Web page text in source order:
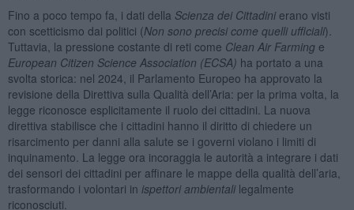
Fino a poco tempo fa, i dati della Scienza dei Cittadinierano visti
con scetticismo dai politici (Non sono precisi come quelli ufficiali).
Tuttavia, la pressione costante di reti come Clean Air Farminge
European Citizen Science Association (ECSA) ha portato a una
svolta storica: nel 2024, il Parlamento Europeo ha approvato la
revisione della Direttiva sulla Qualità dell’Aria: per la prima volta, la
legge riconosce esplicitamente il ruolo dei cittadini. La nuova
direttiva stabilisce che i cittadini hanno il diritto di chiedere un
risarcimento per danni alla salute se i governi violano i limiti di
inquinamento. La legge ora incoraggia le autorità a integrare i dati
dei sensori dei cittadini per affinare le mappe della qualità dell’aria,
trasformando i volontari in ispettori ambientalilegalmente
riconosciuti.